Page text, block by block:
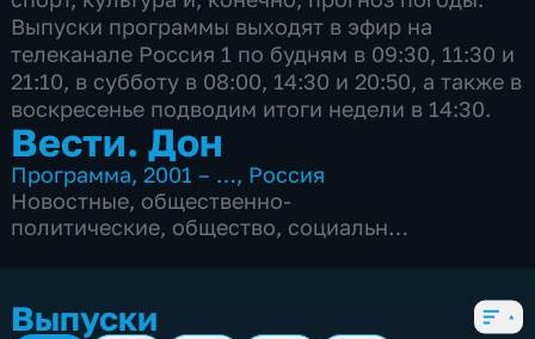
Выпуски программы выходят в эфир на
телеканале Россия 1 по будням в 09:30, 11:30 и
21:10, в субботу в 08:00, 14:30 и 20:50, а также в
воскресенье подводим итоги недели в 14:30.
Вести. Дон
Программа,2001 – …, Россия
Новостные, общественно-
политические, общество, социально-
Выпуски